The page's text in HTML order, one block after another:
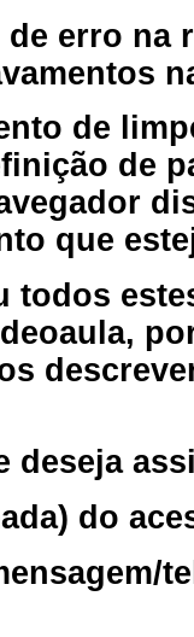
erro
de
de
que
todos
deseja
do